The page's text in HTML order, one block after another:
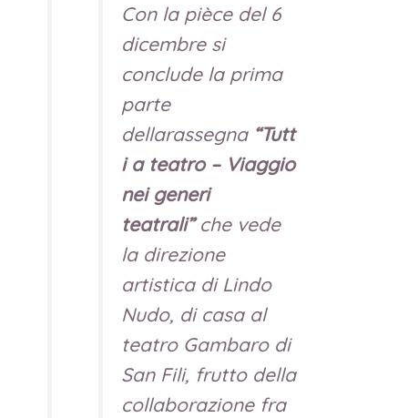
Con la pièce del 6
dicembre si
conclude la prima
parte
dellarassegna“Tutt
i a teatro – Viaggio
nei generi
teatrali”che vede
la direzione
artistica di Lindo
Nudo, di casa al
teatro Gambaro di
San Fili, frutto della
collaborazione fra